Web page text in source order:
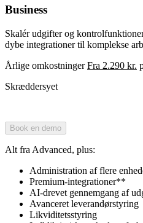
Business
Skalér udgifter og
dybe integrationer til komplekse
Årlige omkostninger Fra 2.290 kr.
Skræddersyet
Book en demo
Alt fra Advanced, plus:
Administration af flere
Premium-integrationer**
AI-drevet gennemgang af
Avanceret leverandørstyring
Likviditetsstyring